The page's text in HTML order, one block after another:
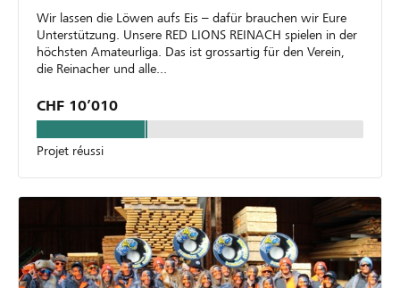
Wir lassen die Löwen aufs Eis – dafür brauchen wir Eure
Unterstützung. Unsere RED LIONS REINACH spielen in der
höchsten Amateurliga. Das ist grossartig für den Verein,
die Reinacher und alle...
CHF 10’010
Projet réussi